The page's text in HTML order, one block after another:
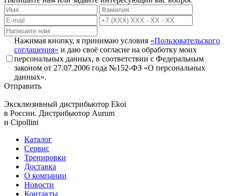
Нажимая кнопку, я принимаю условия «Пользовательского
соглашения» и даю своё согласие на обработку моих
персональных данных, в соответствии с Федеральным
законом от 27.07.2006 года №152-ФЗ «О персональных
данных».
Отправить
Эксклюзивный дистрибьютор Ekoi
в России. Дистрибьютор Aurum
и Cipollini
Каталог
Сервис
Тренировки
Доставка
О компании
Новости
Контакты